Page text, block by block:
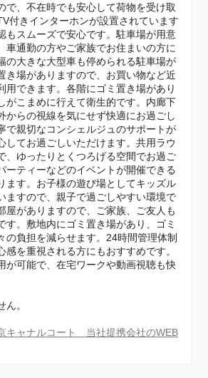
で、不在時でも安心して荷物を受け取
付きインターホンが設置されています
もスムーズで安心です。駐車場が用意
車通勤の方やご家族でお住まいの方に
の大きな大型車も停められる駐車場が
き場がありますので、お買い物など近
用できます。各階にゴミ置き場があり
がこまめに行えて衛生的です。内廊下
からの視線を気にせず快適にお過ごし
で親切なコンシェルジュのサポートが
してお過ごしいただけます。共用ラウ
、ゆったりとくつろげる空間でお過ご
ーティーなどのイベントが開催できる
ます。お子様の遊び場としてキッズル
ますので、親子で過ごしやすい環境で
屋がありますので、ご家族、ご友人も
す。敷地内にゴミ置き場があり、ゴミ
の負担を減らせます。24時間管理体制
感を重視される方にもおすすめです。
が可能で、在宅ワークや動画視聴も快
。
キャナルコート 当社提携会社のWEB